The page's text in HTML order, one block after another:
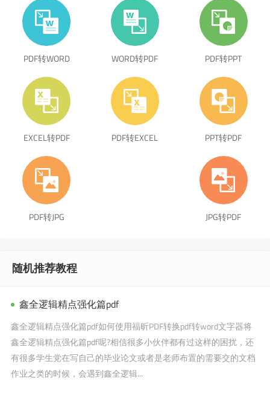
PDF转WORD WORD转PDF PDF转PPT
EXCEL转PDF PDF转EXCEL PPT转PDF
PDF转JPG JPG转PDF
随机推荐教程
鑫全逻辑精点强化篇pdf
鑫全逻辑精点强化篇pdf如何使用福昕PDF转换pdf转word文字器将
鑫全逻辑精点强化篇pdf呢?相信很多小伙伴都有过这样的困扰，还
有很多学生党在写自己的毕业论文或者是老师布置的需要交的文档
作业之类的时候，会遇到鑫全逻辑...